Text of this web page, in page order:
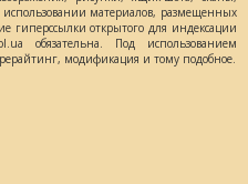
материалов, размещенных
гиперссылки открытого для индексации
обязательна. Под использованием
модификация и тому подобное.